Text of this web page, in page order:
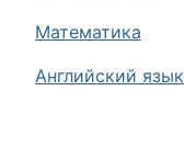
Математика
Английский язык